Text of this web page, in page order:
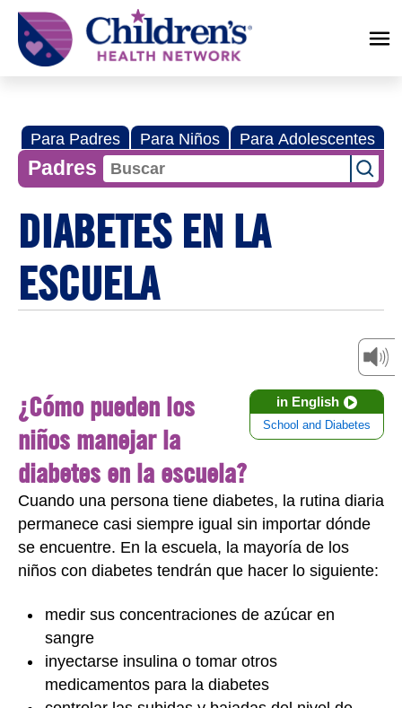
Children's
Health
Network
Para Padres Para Niños Para Adolescentes
Padres
DIABETES EN LA
ESCUELA
in English
School and Diabetes
¿Cómo pueden los
niños manejar la
diabetes en la escuela?
Cuando una persona tiene diabetes, la rutina diaria
permanece casi siempre igual sin importar dónde
se encuentre. En la escuela, la mayoría de los
niños con diabetes tendrán que hacer lo siguiente:
medir sus concentraciones de azúcar en
sangre
inyectarse insulina o tomar otros
medicamentos para la diabetes